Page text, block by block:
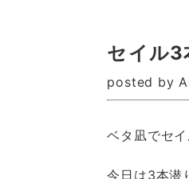
セイル3
posted by
ベタ凪でセ
今日は3本潜